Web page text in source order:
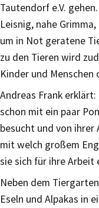
Tautendorf e.V.
Leisnig, nahe
um in Not geratene
zu den Tieren wird
Kinder und
Andreas Frank erklärt:
schon mit ein paar
besucht und von
mit welch großem
sie sich für ihre Arbeit
Neben dem
Eseln und Alpakas in